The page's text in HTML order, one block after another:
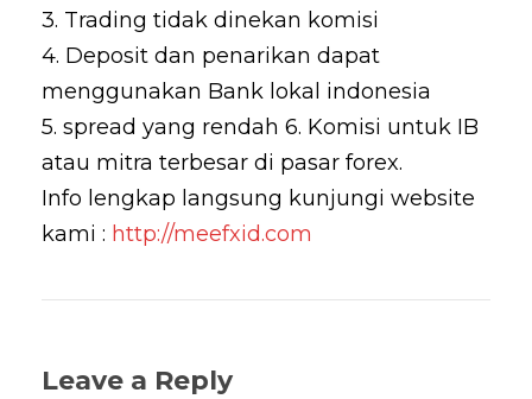
3. Trading tidak dinekan komisi
4. Deposit dan penarikan dapat
menggunakan Bank lokal indonesia
5. spread yang rendah 6. Komisi untuk IB
atau mitra terbesar di pasar forex.
Info lengkap langsung kunjungi website
kami : http://meefxid.com
Leave a Reply